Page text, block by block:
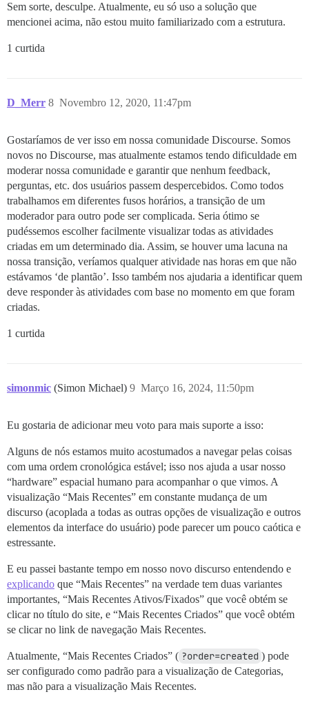
Sem sorte, desculpe. Atualmente, eu só uso a solução que
mencionei acima, não estou muito familiarizado com a estrutura.
1 curtida
D_Merr Novembro 12, 2020, 11:47pm
8
Gostaríamos de ver isso em nossa comunidade Discourse. Somos
novos no Discourse, mas atualmente estamos tendo dificuldade em
moderar nossa comunidade e garantir que nenhum feedback,
perguntas, etc. dos usuários passem despercebidos. Como todos
trabalhamos em diferentes fusos horários, a transição de um
moderador para outro pode ser complicada. Seria ótimo se
pudéssemos escolher facilmente visualizar todas as atividades
criadas em um determinado dia. Assim, se houver uma lacuna na
nossa transição, veríamos qualquer atividade nas horas em que não
estávamos ‘de plantão’. Isso também nos ajudaria a identificar quem
deve responder às atividades com base no momento em que foram
criadas.
1 curtida
simonmic (Simon Michael) Março 16, 2024, 11:50pm
9
Eu gostaria de adicionar meu voto para mais suporte a isso:
Alguns de nós estamos muito acostumados a navegar pelas coisas
com uma ordem cronológica estável; isso nos ajuda a usar nosso
“hardware” espacial humano para acompanhar o que vimos. A
visualização “Mais Recentes” em constante mudança de um
discurso (acoplada a todas as outras opções de visualização e outros
elementos da interface do usuário) pode parecer um pouco caótica e
estressante.
E eu passei bastante tempo em nosso novo discurso entendendo e
explicando que “Mais Recentes” na verdade tem duas variantes
importantes, “Mais Recentes Ativos/Fixados” que você obtém se
clicar no título do site, e “Mais Recentes Criados” que você obtém
se clicar no link de navegação Mais Recentes.
Atualmente, “Mais Recentes Criados” ( ?order=created ) pode
ser configurado como padrão para a visualização de Categorias,
mas não para a visualização Mais Recentes.